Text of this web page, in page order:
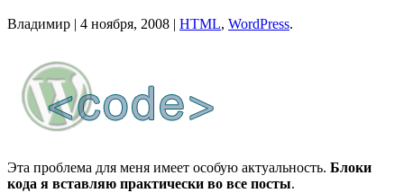
Владимир | 4 ноября, 2008 | HTML, WordPress.
Эта проблема для меня имеет особую актуальность. Блоки
кода я вставляю практически во все посты.